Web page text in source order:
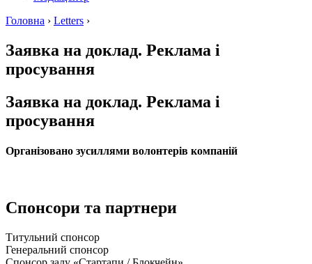
Головна › Letters ›
Заявка на доклад. Реклама і
просування
Заявка на доклад. Реклама і
просування
Організовано зусиллями волонтерів компаній
Спонсори та партнери
Титульний спонсор
Генеральний спонсор